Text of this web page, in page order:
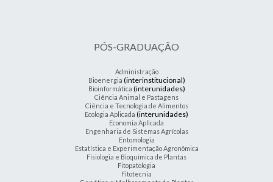
PÓS-GRADUAÇÃO
Administração
Bioenergia (interinstitucional)
Bioinformática (interunidades)
Ciência Animal e Pastagens
Ciência e Tecnologia de Alimentos
Ecologia Aplicada (interunidades)
Economia Aplicada
Engenharia de Sistemas Agrícolas
Entomologia
Estatística e Experimentação Agronômica
Fisiologia e Bioquímica de Plantas
Fitopatologia
Fitotecnia